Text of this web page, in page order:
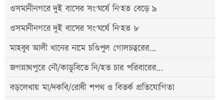
ওসমানীনগরে দুই বাসের সং'ঘর্ষে নি'হত বেড়ে ৯
ওসমানীনগরে দুই বাসের সং'ঘর্ষে নি'হত ৮
মাহবুব আলী খানের নামে চণ্ডিপুল গোলচত্বরের...
জগন্নাথপুরে নৌ/কাডুবিতে নি/হত চার পরিবারের...
বড়লেখায় মা/দকবি/রোধী শপথ ও বিতর্ক প্রতিযোগিতা